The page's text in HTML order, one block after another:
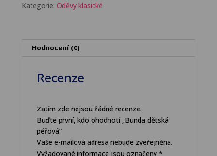
Kategorie: Oděvy klasické
Hodnocení (0)
Recenze
Zatím zde nejsou žádné recenze.
Buďte první, kdo ohodnotí „Bunda dětská
péřová“
Vaše e-mailová adresa nebude zveřejněna.
Vyžadované informace jsou označeny *